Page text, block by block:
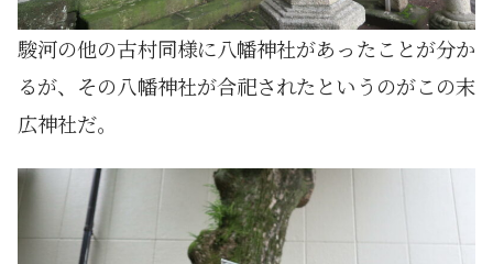
駿河の他の古村同様に八幡神社があったことが分か
るが、その八幡神社が合祀されたというのがこの末
広神社だ。